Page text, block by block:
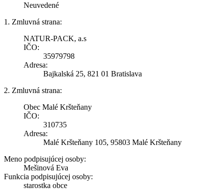
Neuvedené
1. Zmluvná strana:
NATUR-PACK, a.s
IČO:
35979798
Adresa:
Bajkalská 25, 821 01 Bratislava
2. Zmluvná strana:
Obec Malé Kršteňany
IČO:
310735
Adresa:
Malé Kršteňany 105, 95803 Malé Kršteňany
Meno podpisujúcej osoby:
Mešinová Eva
Funkcia podpisujúcej osoby:
starostka obce